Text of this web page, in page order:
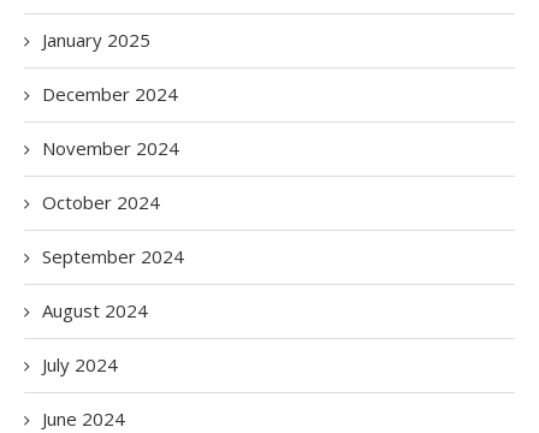
January 2025
December 2024
November 2024
October 2024
September 2024
August 2024
July 2024
June 2024